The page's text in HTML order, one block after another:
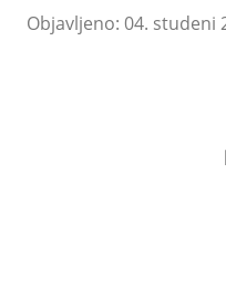
Objavljeno: 04. studeni